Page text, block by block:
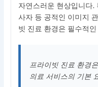
자연스러운 현상입니다.
사자 등 공적인 이미지
빗 진료 환경은 필수적
프라이빗 진료 환경
의료 서비스의 기본